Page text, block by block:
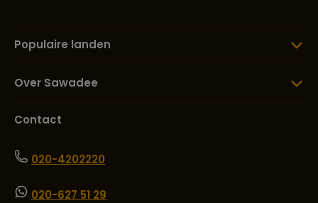
Populaire landen
Over Sawadee
Contact
020-4202220
020-627 51 29